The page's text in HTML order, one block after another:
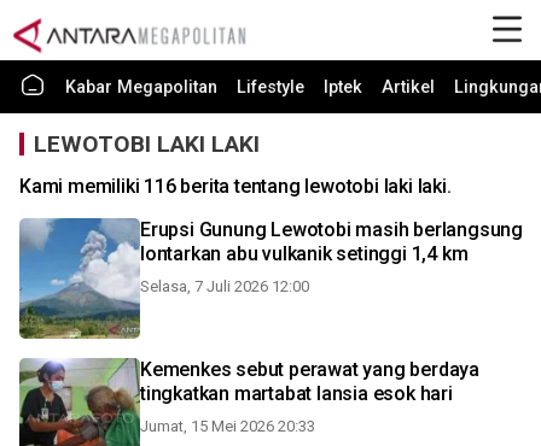
Kabar Megapolitan Lifestyle Iptek Artikel
LEWOTOBI LAKI LAKI
Kami memiliki 116 berita tentang lewotobi laki laki.
Erupsi Gunung Lewotobi masih berlangsung
lontarkan abu vulkanik setinggi 1,4 km
Selasa, 7 Juli 2026 12:00
Kemenkes sebut perawat yang berdaya
tingkatkan martabat lansia esok hari
Jumat, 15 Mei 2026 20:33